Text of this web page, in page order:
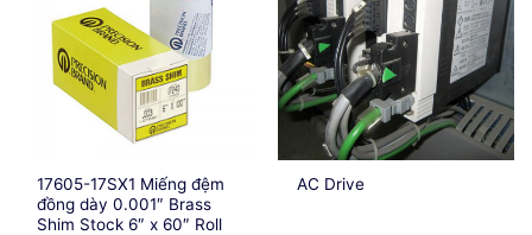
17605-17SX1 Miếng đệm
đồng dày 0.001″ Brass
Shim Stock 6″ x 60″ Roll
AC Drive